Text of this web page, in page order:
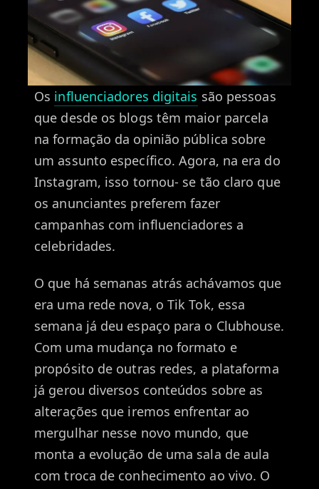
Os influenciadores digitais são pessoas
que desde os blogs têm maior parcela
na formação da opinião pública sobre
um assunto específico. Agora, na era do
Instagram, isso tornou- se tão claro que
os anunciantes preferem fazer
campanhas com influenciadores a
celebridades.
O que há semanas atrás achávamos que
era uma rede nova, o Tik Tok, essa
semana já deu espaço para o Clubhouse.
Com uma mudança no formato e
propósito de outras redes, a plataforma
já gerou diversos conteúdos sobre as
alterações que iremos enfrentar ao
mergulhar nesse novo mundo, que
monta a evolução de uma sala de aula
com troca de conhecimento ao vivo. O